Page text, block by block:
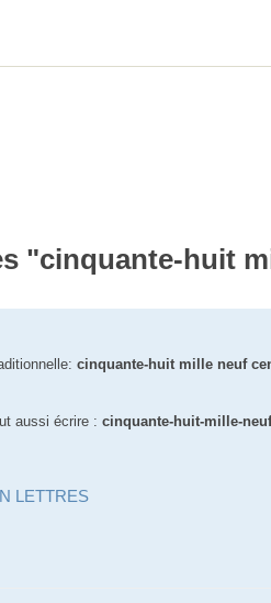
"cinquante-huit
cinquante-huit mille neuf
aussi écrire : cinquante-huit-mille-
LETTRES